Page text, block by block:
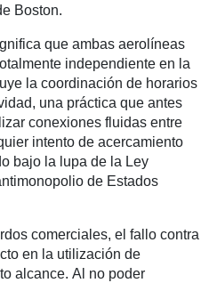
Boston.
que ambas aerolíneas
independiente en la
la coordinación de horarios
una práctica que antes
conexiones fluidas entre
intento de acercamiento
bajo la lupa de la Ley
de Estados
comerciales, el fallo contra
en la utilización de
alcance. Al no poder